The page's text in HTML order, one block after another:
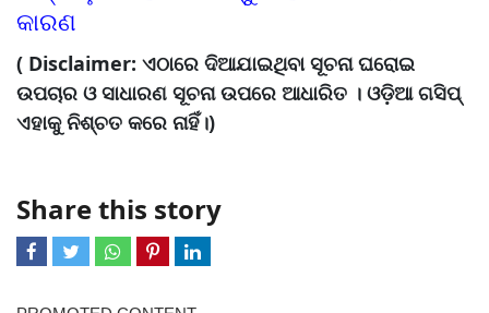
କାରଣ
( Disclaimer: ଏଠାରେ ଦିଆଯାଇଥିବା ସୂଚନା ଘରୋଇ
ଉପଚାର ଓ ସାଧାରଣ ସୂଚନା ଉପରେ ଆଧାରିତ । ଓଡ଼ିଆ ଗସିପ୍
ଏହାକୁ ନିଶ୍ଚତ କରେ ନାହିଁ।)
Share this story